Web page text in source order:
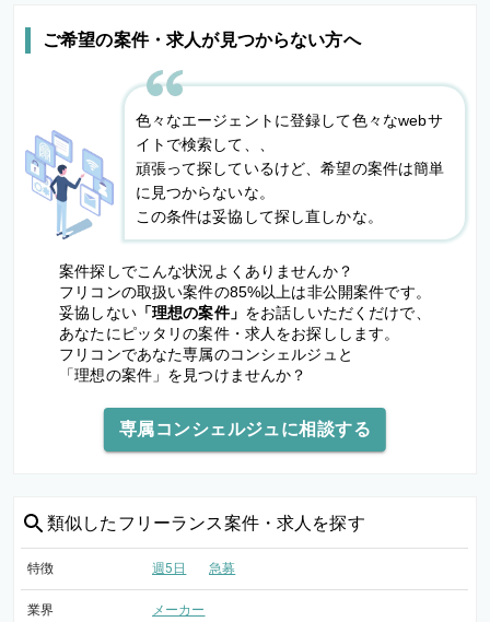
ご希望の案件・求人が見つからない方へ
色々なエージェントに登録して色々なwebサ
イトで検索して、、
頑張って探しているけど、希望の案件は簡単
に見つからないな。
この条件は妥協して探し直しかな。
案件探しでこんな状況よくありませんか？
フリコンの取扱い案件の85%以上は非公開案件です。
妥協しない「理想の案件」 をお話しいただくだけで、
あなたにピッタリの案件・求人をお探しします。
フリコンであなた専属のコンシェルジュと
「理想の案件」を見つけませんか？
専属コンシェルジュに相談する
類似した フリーランス案件・求人を探す
特徴 週5日 急募
業界 メーカー